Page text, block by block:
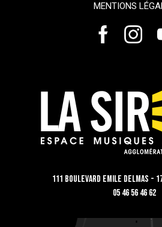
MENTIONS
111 Boulevard Emile Delmas -
05 46 56 46 62